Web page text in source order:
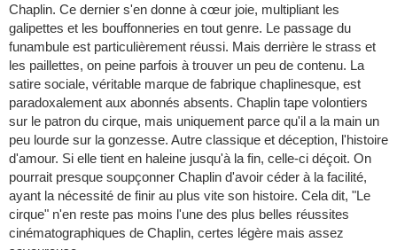
Chaplin. Ce dernier s'en donne à cœur joie, multipliant les
galipettes et les bouffonneries en tout genre. Le passage du
funambule est particulièrement réussi. Mais derrière le strass et
les paillettes, on peine parfois à trouver un peu de contenu. La
satire sociale, véritable marque de fabrique chaplinesque, est
paradoxalement aux abonnés absents. Chaplin tape volontiers
sur le patron du cirque, mais uniquement parce qu'il a la main un
peu lourde sur la gonzesse. Autre classique et déception, l'histoire
d'amour. Si elle tient en haleine jusqu'à la fin, celle-ci déçoit. On
pourrait presque soupçonner Chaplin d'avoir céder à la facilité,
ayant la nécessité de finir au plus vite son histoire. Cela dit, "Le
cirque" n'en reste pas moins l'une des plus belles réussites
cinématographiques de Chaplin, certes légère mais assez